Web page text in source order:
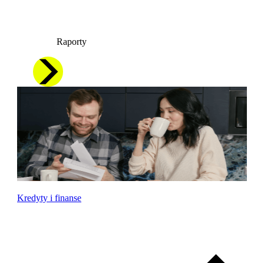
Raporty
Kredyty i finanse